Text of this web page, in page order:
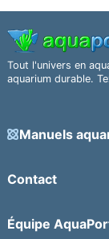
Tout l'univers en
aquarium durable.
Manuels
Contact
Équipe